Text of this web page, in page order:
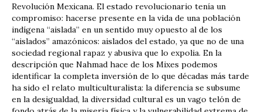
Revolución Mexicana. El estado revolucionario tenía un
compromiso: hacerse presente en la vida de una población
indígena “aislada” en un sentido muy opuesto al de los
“aislados” amazónicos: aislados del estado, ya que no de una
sociedad regional rapaz y abusiva que lo expolia. En la
descripción que Nahmad hace de los Mixes podemos
identificar la completa inversión de lo que décadas más tarde
ha sido el relato multiculturalista: la diferencia se subsume
en la desigualdad, la diversidad cultural es un vago telón de